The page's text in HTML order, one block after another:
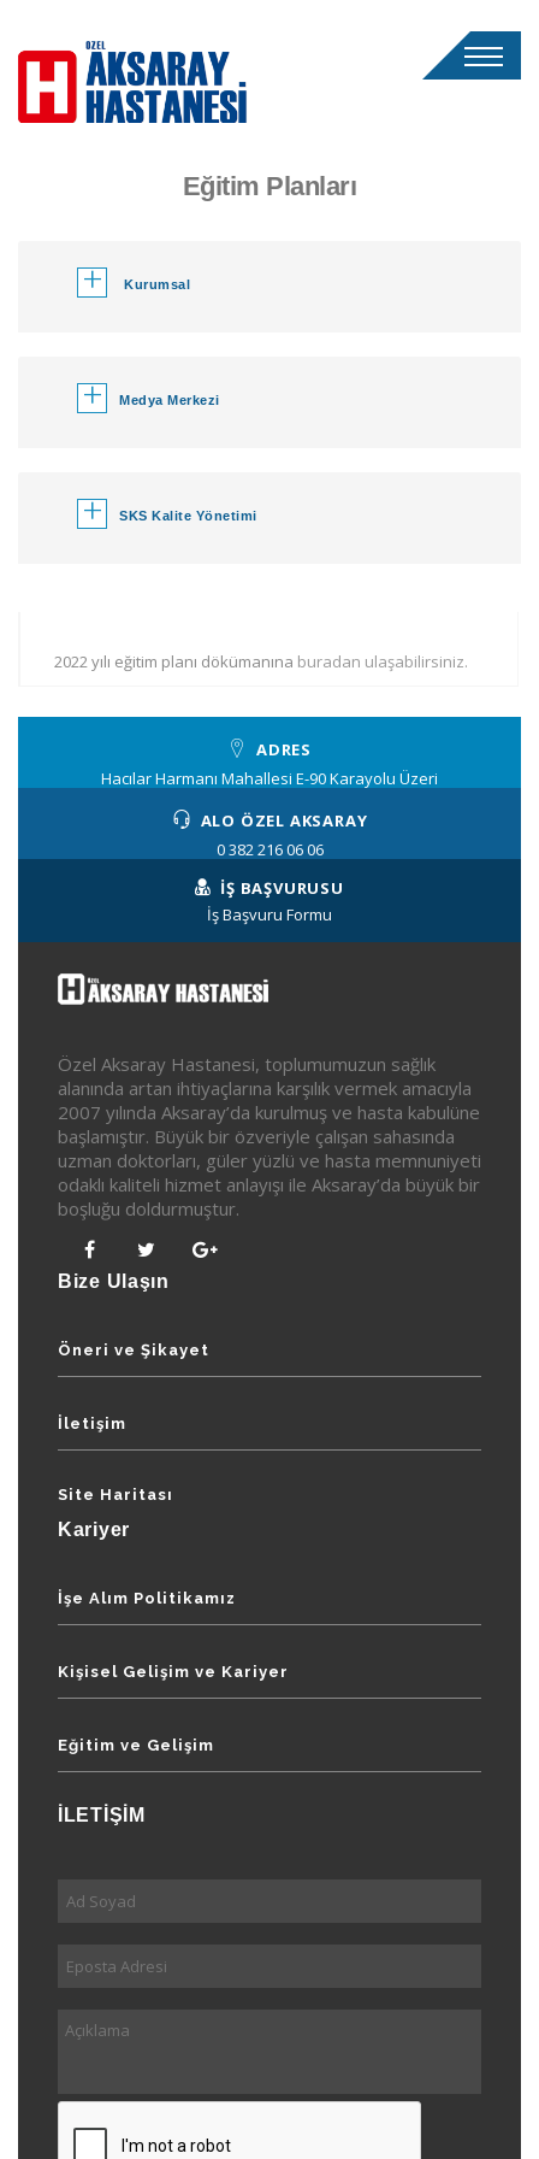
Eğitim Planları
+ Kurumsal
+ Medya Merkezi
+ SKS Kalite Yönetimi
2022 yılı eğitim planı dökümanına buradan ulaşabilirsiniz.
ADRES
Hacılar Harmanı Mahallesi E-90 Karayolu Üzeri
ALO ÖZEL AKSARAY
0 382 216 06 06
İŞ BAŞVURUSU
İş Başvuru Formu
Özel Aksaray Hastanesi, toplumumuzun sağlık
alanında artan ihtiyaçlarına karşılık vermek amacıyla
2007 yılında Aksaray’da kurulmuş ve hasta kabulüne
başlamıştır. Büyük bir özveriyle çalışan sahasında
uzman doktorları, güler yüzlü ve hasta memnuniyeti
odaklı kaliteli hizmet anlayışı ile Aksaray’da büyük bir
boşluğu doldurmuştur.
Bize Ulaşın
Öneri ve Şikayet
İletişim
Site Haritası
Kariyer
İşe Alım Politikamız
Kişisel Gelişim ve Kariyer
Eğitim ve Gelişim
İLETİŞİM